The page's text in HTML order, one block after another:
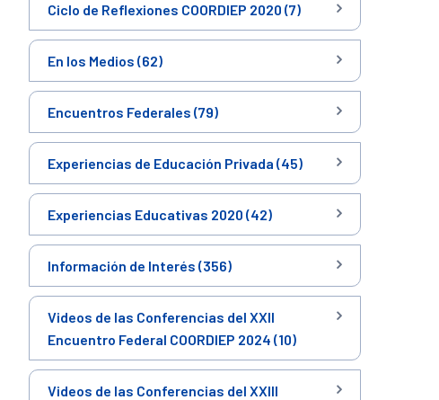
Ciclo de Reflexiones COORDIEP 2020 (7)
En los Medios (62)
Encuentros Federales (79)
Experiencias de Educación Privada (45)
Experiencias Educativas 2020 (42)
Información de Interés (356)
Videos de las Conferencias del XXII
Encuentro Federal COORDIEP 2024 (10)
Videos de las Conferencias del XXIII